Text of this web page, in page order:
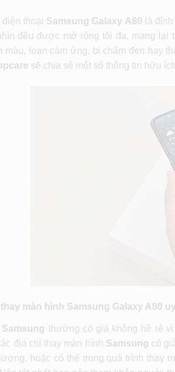
thoại Samsung Galaxy A80 là
đều được mở rộng tối đa, mang
màu, loạn cảm ứng, bị chấm đen hay
sẽ chia sẻ một số thông tin hữu
màn hình Samsung Galaxy A80
Samsung thường có giá không hề rẻ
địa chỉ thay màn hình Samsung có
hoặc có thể trong quá trình thay